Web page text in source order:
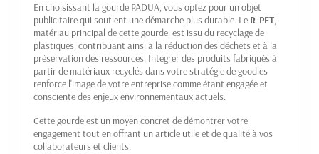
En choisissant la gourde PADUA, vous optez pour un objet
publicitaire qui soutient une démarche plus durable. Le R-PET,
matériau principal de cette gourde, est issu du recyclage de
plastiques, contribuant ainsi à la réduction des déchets et à la
préservation des ressources. Intégrer des produits fabriqués à
partir de matériaux recyclés dans votre stratégie de goodies
renforce l'image de votre entreprise comme étant engagée et
consciente des enjeux environnementaux actuels.
Cette gourde est un moyen concret de démontrer votre
engagement tout en offrant un article utile et de qualité à vos
collaborateurs et clients.